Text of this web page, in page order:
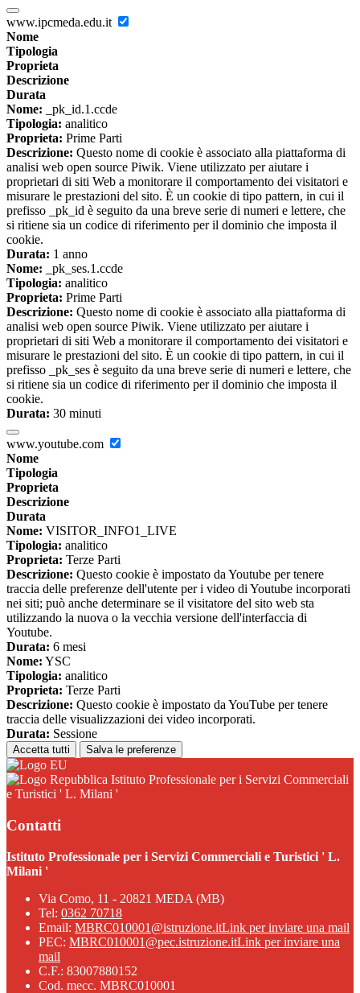
www.ipcmeda.edu.it
Nome
Tipologia
Proprieta
Descrizione
Durata
Nome: _pk_id.1.ccde
Tipologia: analitico
Proprieta: Prime Parti
Descrizione: Questo nome di cookie è associato alla piattaforma di
analisi web open source Piwik. Viene utilizzato per aiutare i
proprietari di siti Web a monitorare il comportamento dei visitatori e
misurare le prestazioni del sito. È un cookie di tipo pattern, in cui il
prefisso _pk_id è seguito da una breve serie di numeri e lettere, che
si ritiene sia un codice di riferimento per il dominio che imposta il
cookie.
Durata: 1 anno
Nome: _pk_ses.1.ccde
Tipologia: analitico
Proprieta: Prime Parti
Descrizione: Questo nome di cookie è associato alla piattaforma di
analisi web open source Piwik. Viene utilizzato per aiutare i
proprietari di siti Web a monitorare il comportamento dei visitatori e
misurare le prestazioni del sito. È un cookie di tipo pattern, in cui il
prefisso _pk_ses è seguito da una breve serie di numeri e lettere, che
si ritiene sia un codice di riferimento per il dominio che imposta il
cookie.
Durata: 30 minuti
www.youtube.com
Nome
Tipologia
Proprieta
Descrizione
Durata
Nome: VISITOR_INFO1_LIVE
Tipologia: analitico
Proprieta: Terze Parti
Descrizione: Questo cookie è impostato da Youtube per tenere
traccia delle preferenze dell'utente per i video di Youtube incorporati
nei siti; può anche determinare se il visitatore del sito web sta
utilizzando la nuova o la vecchia versione dell'interfaccia di
Youtube.
Durata: 6 mesi
Nome: YSC
Tipologia: analitico
Proprieta: Terze Parti
Descrizione: Questo cookie è impostato da YouTube per tenere
traccia delle visualizzazioni dei video incorporati.
Durata: Sessione
Accetta tutti Salva le preferenze
Istituto Professionale per i Servizi Commerciali
e Turistici ' L. Milani '
Contatti
Istituto Professionale per i Servizi Commerciali e Turistici ' L.
Milani '
Via Como, 11 - 20821 MEDA (MB)
Tel: 0362 70718
Email: MBRC010001@istruzione.itLink per inviare una mail
PEC: MBRC010001@pec.istruzione.itLink per inviare una
mail
C.F.: 83007880152
Cod. mecc. MBRC010001